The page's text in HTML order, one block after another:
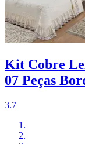
Kit Cobre
07 Peças
3.7